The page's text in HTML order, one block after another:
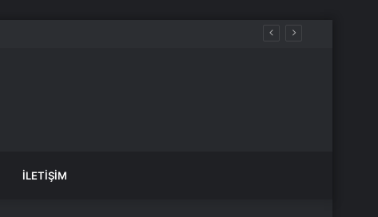
İLETIŞIM